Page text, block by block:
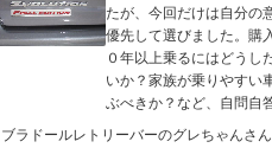
たが、今回だけは自分の
優先して選びました。購
０年以上乗るにはどうし
いか？家族が乗りやすい
ぶべきか？など、自問自
結果、以前の車も家族が
ラドールレトリーバーのグレちゃんさん